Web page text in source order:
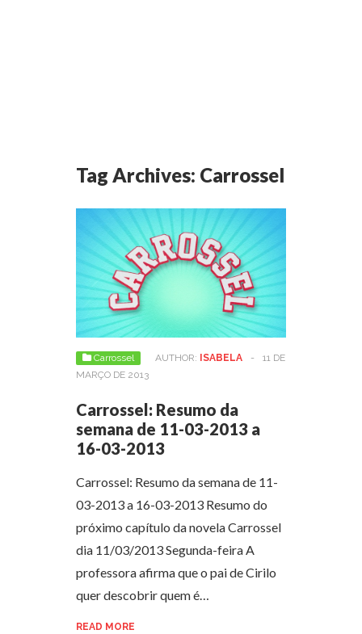
Tag Archives: Carrossel
Carrossel AUTHOR: ISABELA -
11 DE
MARÇO DE 2013
Carrossel: Resumo da
semana de 11-03-2013 a
16-03-2013
Carrossel: Resumo da semana de 11-
03-2013 a 16-03-2013 Resumo do
próximo capítulo da novela Carrossel
dia 11/03/2013 Segunda-feira A
professora afirma que o pai de Cirilo
quer descobrir quem é…
READ MORE